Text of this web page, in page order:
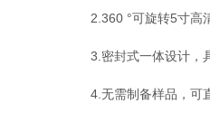
2.360 °可旋转5寸高清
3.密封式一体设计，具
4.无需制备样品，可直